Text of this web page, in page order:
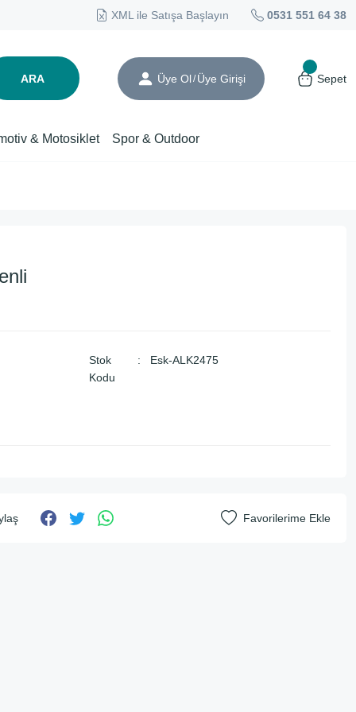
XML ile Satışa Başlayın 0531 551 64 38
ARA Üye Ol/ Üye Girişi Sepet
& Motosiklet Spor & Outdoor
Stok
Kodu
Esk-ALK2475